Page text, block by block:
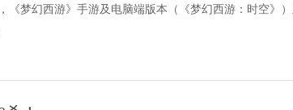
梦幻西游》手游及电脑端版本（《梦幻西游：时空》